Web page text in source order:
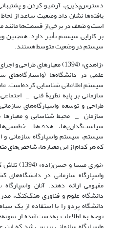
دسترس‌پذیری، آرشیو کردن و
یافته‌ها نشان داد وضعیت ساعد از
است و ضعف در برخی از قسمت‌ها مانند
بر کارایی سیستم تأثیر دارد. همچنین
سیستم در وضعیت متوسط هستند.
«زاهدی» (1394) معیارهای
علمی در دانشگاه‌ها (واسپارگاه‌های
سیستم اطلاعاتی شناسایی کرده‌است.
سازمانی بر پایه نظریۀ فنی _
طراحی و توسعه واسپارگاه‌های
سازمان _ محیط شناسایی و
سیاست‌گذاری‌ها، هدف‌ها،
سیستم، سیستم واسپارگاه سازمانی و
که هر کدام از این معیارها، شاخص‌های
«نوری میسا
واسپارگاه سازمانی در
مفهومی ارائه دهند. آنان
دانشگاه علوم و فناوری هنگ‌کنگ،
دانشگاه پردو را با استفاده از یک
توجه به اطلاعات به‌دست‌آمده از